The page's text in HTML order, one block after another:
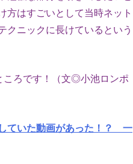
方はすごいとして当時ネット
クニックに長けているという
ころです！（文◎小池ロンポ
ていた動画があった！？ 一